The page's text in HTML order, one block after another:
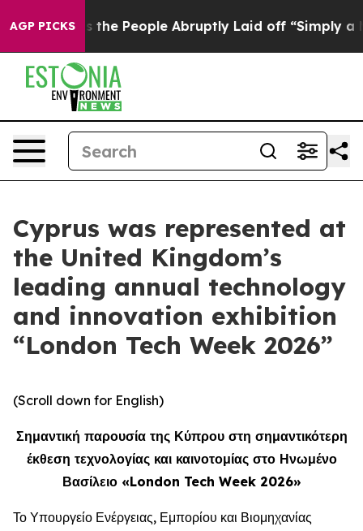
AGP PICKS
Calls the People Abruptly Laid off “Simply a Math
Cyprus was represented at
the United Kingdom’s
leading annual technology
and innovation exhibition
“London Tech Week 2026”
(Scroll down for English)
Σημαντική παρουσία της Κύπρου στη σημαντικότερη
έκθεση τεχνολογίας και καινοτομίας στο Ηνωμένο
Βασίλειο «London Tech Week 2026»
Το Υπουργείο Ενέργειας, Εμπορίου και Βιομηχανίας